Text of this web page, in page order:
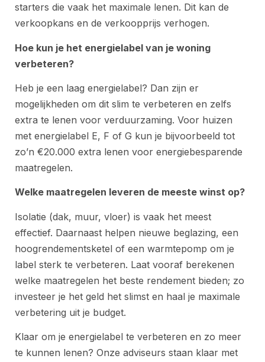
starters die vaak het maximale lenen. Dit kan de
verkoopkans en de verkoopprijs verhogen.
Hoe kun je het energielabel van je woning
verbeteren?
Heb je een laag energielabel? Dan zijn er
mogelijkheden om dit slim te verbeteren en zelfs
extra te lenen voor verduurzaming. Voor huizen
met energielabel E, F of G kun je bijvoorbeeld tot
zo’n €20.000 extra lenen voor energiebesparende
maatregelen.
Welke maatregelen leveren de meeste winst op?
Isolatie (dak, muur, vloer) is vaak het meest
effectief. Daarnaast helpen nieuwe beglazing, een
hoogrendementsketel of een warmtepomp om je
label sterk te verbeteren. Laat vooraf berekenen
welke maatregelen het beste rendement bieden; zo
investeer je het geld het slimst en haal je maximale
verbetering uit je budget.
Klaar om je energielabel te verbeteren en zo meer
te kunnen lenen? Onze adviseurs staan klaar met